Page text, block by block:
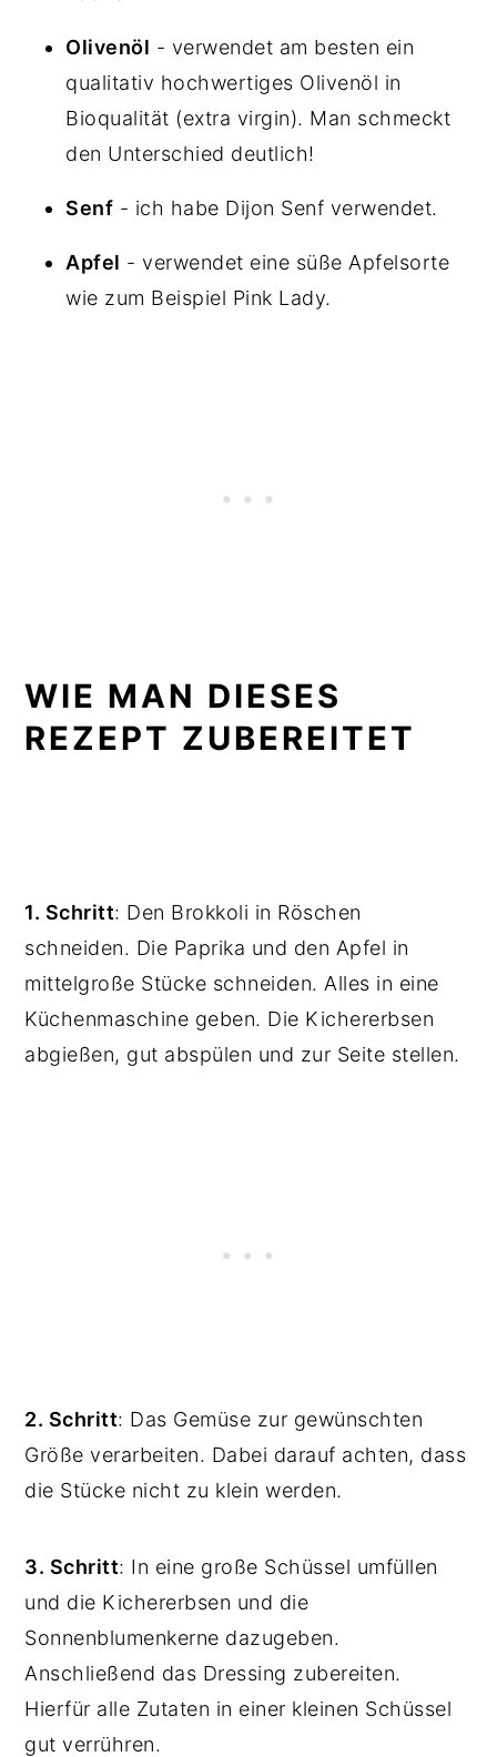
Olivenöl - verwendet am besten ein
qualitativ hochwertiges Olivenöl in
Bioqualität (extra virgin). Man schmeckt
den Unterschied deutlich!
Senf - ich habe Dijon Senf verwendet.
Apfel - verwendet eine süße Apfelsorte
wie zum Beispiel Pink Lady.
WIE MAN DIESES
REZEPT ZUBEREITET
1. Schritt: Den Brokkoli in Röschen
schneiden. Die Paprika und den Apfel in
mittelgroße Stücke schneiden. Alles in eine
Küchenmaschine geben. Die Kichererbsen
abgießen, gut abspülen und zur Seite stellen.
2. Schritt: Das Gemüse zur gewünschten
Größe verarbeiten. Dabei darauf achten, dass
die Stücke nicht zu klein werden.
3. Schritt: In eine große Schüssel umfüllen
und die Kichererbsen und die
Sonnenblumenkerne dazugeben.
Anschließend das Dressing zubereiten.
Hierfür alle Zutaten in einer kleinen Schüssel
gut verrühren.